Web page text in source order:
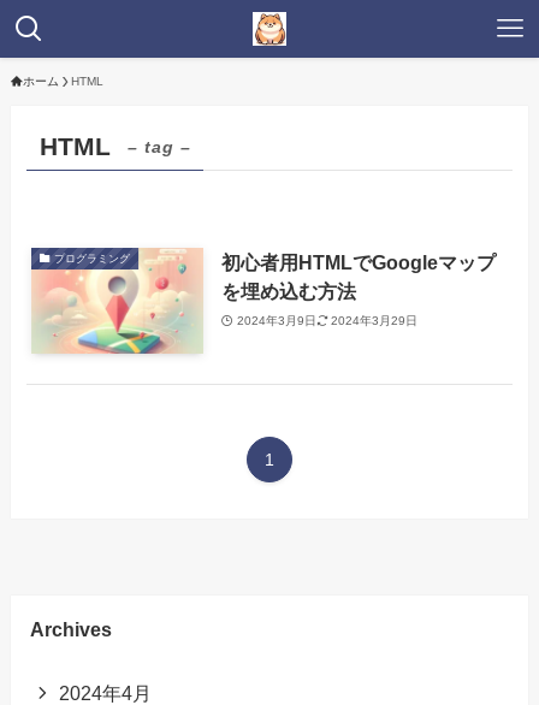
ホーム HTML
HTML – tag –
プログラミング
初心者用HTMLでGoogleマップ
を埋め込む方法
2024年3月9日 2024年3月29日
1
Archives
2024年4月